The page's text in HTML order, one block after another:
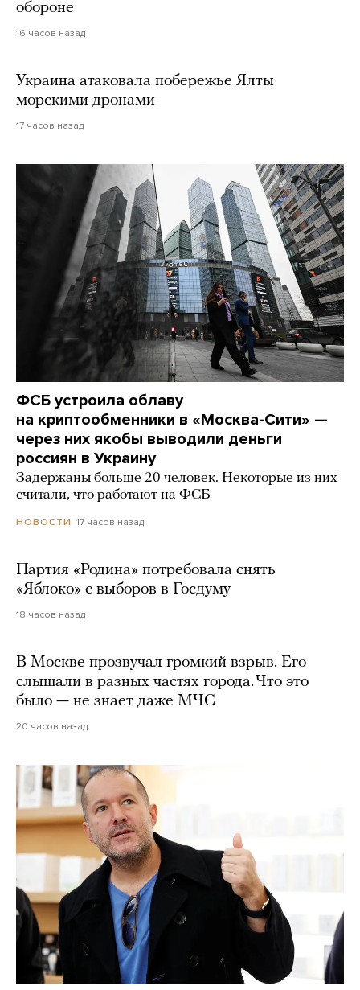
обороне
16 часов назад
Украина атаковала побережье Ялты
морскими дронами
17 часов назад
ФСБ устроила облаву
на криптообменники в «Москва-Сити» —
через них якобы выводили деньги
россиян в Украину
Задержаны больше 20 человек. Некоторые из них
считали, что работают на ФСБ
НОВОСТИ 17 часов назад
Партия «Родина» потребовала снять
«Яблоко» с выборов в Госдуму
18 часов назад
В Москве прозвучал громкий взрыв. Его
слышали в разных частях города. Что это
было — не знает даже МЧС
20 часов назад